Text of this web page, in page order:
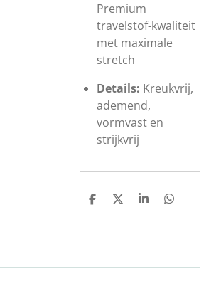
Premium
travelstof-kwaliteit
met maximale
stretch
Details: Kreukvrij,
ademend,
vormvast en
strijkvrij
D
D
S
D